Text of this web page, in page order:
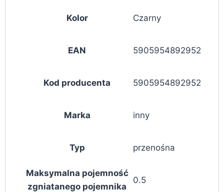
Kolor Czarny
EAN 5905954892952
Kod producenta 5905954892952
Marka inny
Typ przenośna
Maksymalna pojemność
zgniatanego pojemnika
0.5